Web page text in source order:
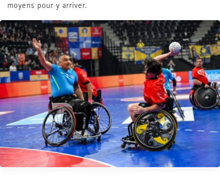
moyens pour y arriver.